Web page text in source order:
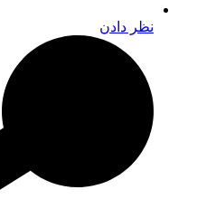
نظر دادن